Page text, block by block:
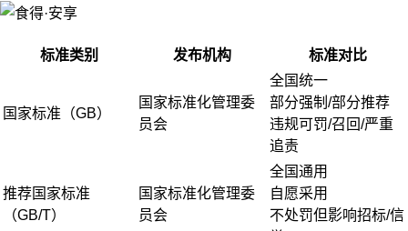
标准类别 发布机构 标准对比
国家标准（GB）
国家标准化管理委
员会
全国统一
部分强制/部分推荐
违规可罚/召回/严重
追责
推荐国家标准
（GB/T）
国家标准化管理委
员会
全国通用
自愿采用
不处罚但影响招标/信